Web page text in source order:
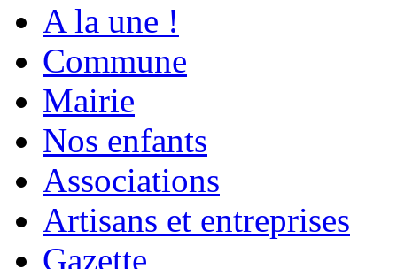
A la une !
Commune
Mairie
Nos enfants
Associations
Artisans et entreprises
Gazette